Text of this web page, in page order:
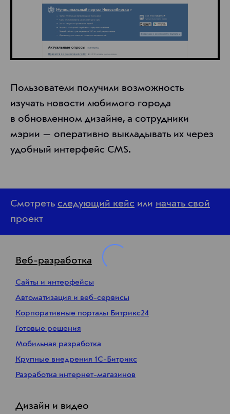
Пользователи получили возможность
изучать новости любимого города
в обновленном дизайне, а сотрудники
мэрии — оперативно выкладывать их через
удобный интерфейс CMS.
Смотреть следующий кейс или начать свой
проект
Веб-разработка
Сайты и интерфейсы
Автоматизация и веб-сервисы
Корпоративные порталы Битрикс24
Готовые решения
Мобильная разработка
Крупные внедрения 1С-Битрикс
Разработка интернет-магазинов
Дизайн и видео